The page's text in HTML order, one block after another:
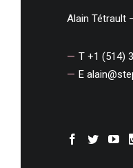
Alain Tétrault
T +1 (514)
E